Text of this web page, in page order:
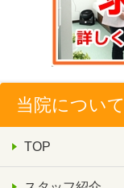
当院について
TOP